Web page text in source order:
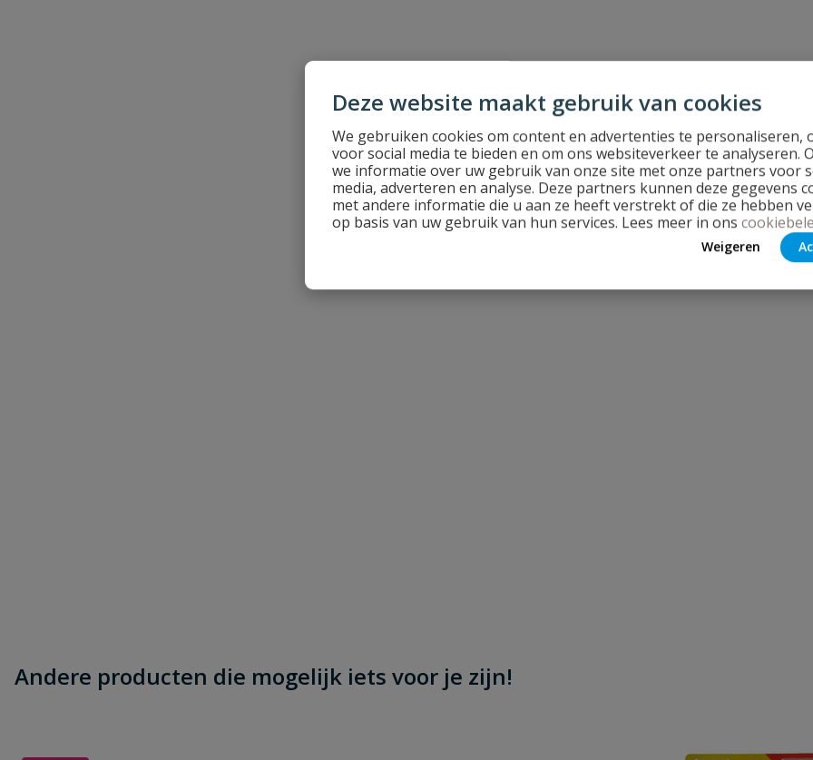
Deze website maakt gebruik van cookies
We gebruiken cookies om content en advertenties te personaliseren,
voor social media te bieden en om ons websiteverkeer te analyseren.
we informatie over uw gebruik van onze site met onze partners voor
media, adverteren en analyse. Deze partners kunnen deze gegevens
met andere informatie die u aan ze heeft verstrekt of die ze hebben
op basis van uw gebruik van hun services. Lees meer in ons
Weigeren
Andere producten die mogelijk iets voor je zijn!